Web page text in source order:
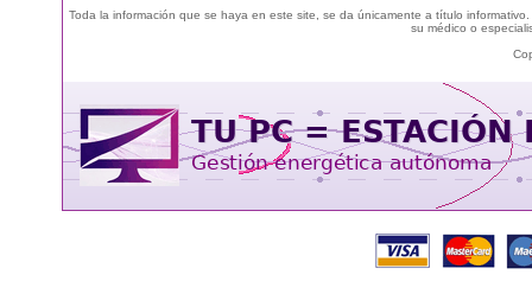
Toda la información que se haya en este site, se da únicamente a título
su médico o